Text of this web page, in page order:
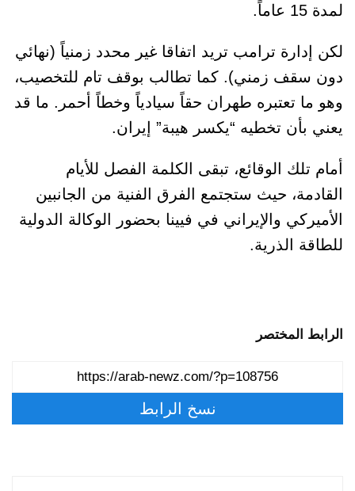
لمدة 15 عاماً.
لكن إدارة ترامب تريد اتفاقا غير محدد زمنياً (نهائي
دون سقف زمني). كما تطالب بوقف تام للتخصيب،
وهو ما تعتبره طهران حقاً سيادياً وخطاً أحمر. ما قد
يعني بأن تخطيه “يكسر هيبة” إيران.
أمام تلك الوقائع، تبقى الكلمة الفصل للأيام
القادمة، حيث ستجتمع الفرق الفنية من الجانبين
الأميركي والإيراني في فيينا بحضور الوكالة الدولية
للطاقة الذرية.
الرابط المختصر
نسخ الرابط